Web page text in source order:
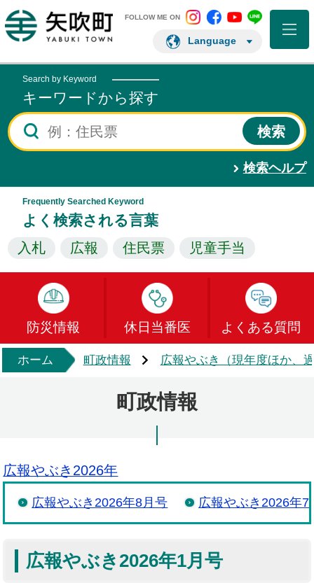
矢吹町ホームページ
FOLLOW ME ON 矢吹町 Instagram
矢吹町矢吹町矢吹町
Language
Search by Keyword
キーワードから探す
検索ヘルプ
Frequently Searched Keyword
よく検索される言葉
入札 広報 住民票 児童手当
防災情報 休日当番医 よくある質問
ホーム 町政情報 広報やぶき（現年度ほか、
町政情報
広報やぶき2026年
広報やぶき2026年8月号 広報やぶき2026年7
広報やぶき2026年1月号